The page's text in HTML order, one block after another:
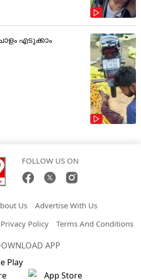
എടുക്കാം
FOLLOW US ON
Us
Advertise With Us
Privacy Policy Terms And Conditions
APP